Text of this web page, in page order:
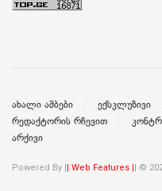
ახალი ამბები ექსკლუზივი
რედაქტორის რჩევით
არქივი
Powered By || Web Features || ©